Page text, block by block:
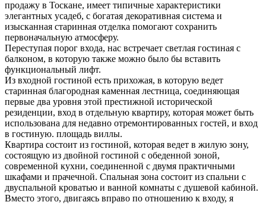
продажу в Тоскане, имеет типичные характеристики
элегантных усадеб, с богатая декоративная система и
изысканная старинная отделка помогают сохранить
первоначальную атмосферу.
Переступая порог входа, нас встречает светлая гостиная с
балконом, в которую также можно было бы вставить
функциональный лифт.
Из входной гостиной есть прихожая, в которую ведет
старинная благородная каменная лестница, соединяющая
первые два уровня этой престижной исторической
резиденции, вход в отдельную квартиру, которая может быть
использована для недавно отремонтированных гостей, и вход
в гостиную. площадь виллы.
Квартира состоит из гостиной, которая ведет в жилую зону,
состоящую из двойной гостиной с обеденной зоной,
современной кухни, соединенной с двумя практичными
шкафами и прачечной. Спальная зона состоит из спальни с
двуспальной кроватью и ванной комнаты с душевой кабиной.
Вместо этого, двигаясь вправо по отношению к входу, я